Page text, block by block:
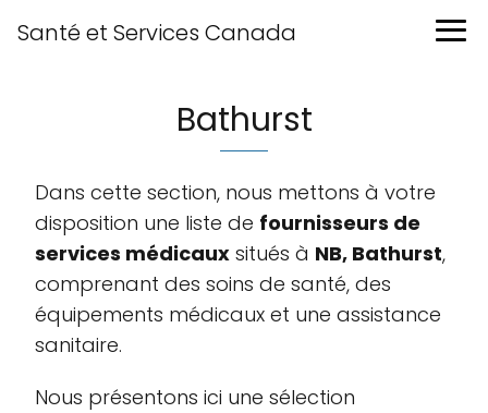
Santé et Services Canada
Bathurst
Dans cette section, nous mettons à votre
disposition une liste de fournisseurs de
services médicaux situés à NB, Bathurst,
comprenant des soins de santé, des
équipements médicaux et une assistance
sanitaire.
Nous présentons ici une sélection